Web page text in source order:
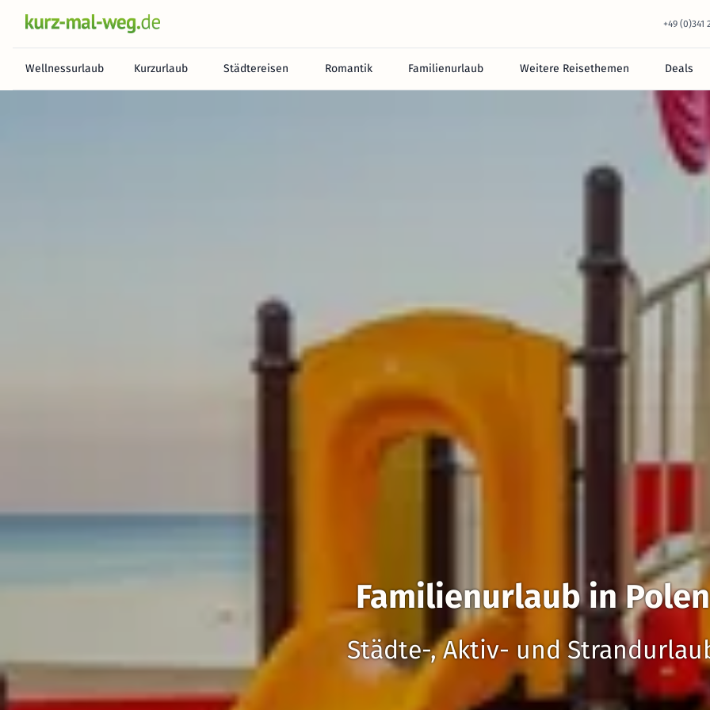
+49 (0)341
Wellnessurlaub Kurzurlaub Städtereisen Romantik Familienurlaub Weitere Reisethemen Deals
Familienurlaub in Polen
Städte-, Aktiv- und